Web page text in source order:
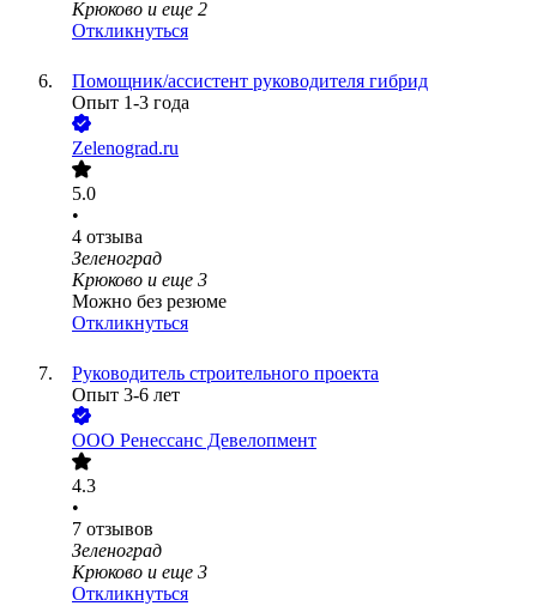
Крюково и еще 2
Откликнуться
Помощник/ассистент руководителя гибрид
Опыт 1-3 года
Zelenograd.ru
5.0
•
4 отзыва
Зеленоград
Крюково и еще 3
Можно без резюме
Откликнуться
Руководитель строительного проекта
Опыт 3-6 лет
ООО Ренессанс Девелопмент
4.3
•
7 отзывов
Зеленоград
Крюково и еще 3
Откликнуться